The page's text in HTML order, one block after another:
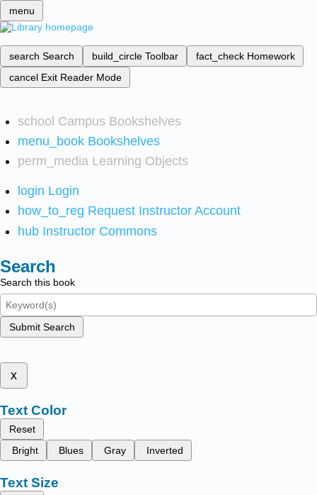
menu
search Search build_circle Toolbar fact_check Homework
cancel Exit Reader Mode
school Campus Bookshelves
menu_book Bookshelves
perm_media Learning Objects
login Login
how_to_reg Request Instructor Account
hub Instructor Commons
Search
Search this book
Submit Search
x
Text Color
Reset
Bright
Blues Gray Inverted
Text Size